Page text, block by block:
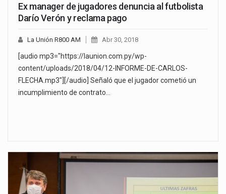
Ex manager de jugadores denuncia al futbolista
Darío Verón y reclama pago
La Unión R800 AM Abr 30, 2018
[audio mp3="https://launion.com.py/wp-
content/uploads/2018/04/12-INFORME-DE-CARLOS-
FLECHA.mp3"][/audio] Señaló que el jugador cometió un
incumplimiento de contrato…